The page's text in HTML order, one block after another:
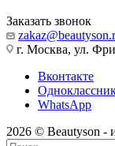
Заказать звонок
г. Москва, ул.
Вконтакте
WhatsApp
2026 © Beautyson -